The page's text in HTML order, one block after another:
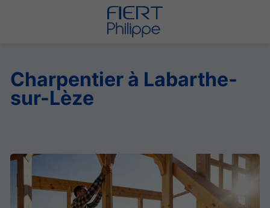
Charpentier à Labarthe-
sur-Lèze